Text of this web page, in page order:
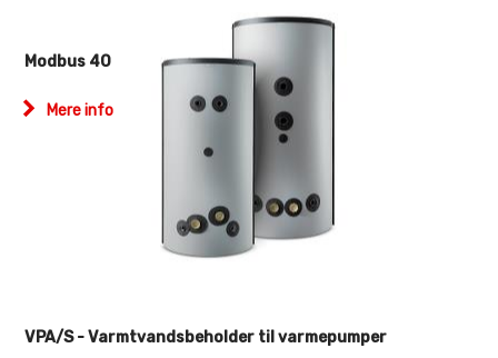
Modbus 40
Mere info og downloads
VPA/S - Varmtvandsbeholder til varmepumper